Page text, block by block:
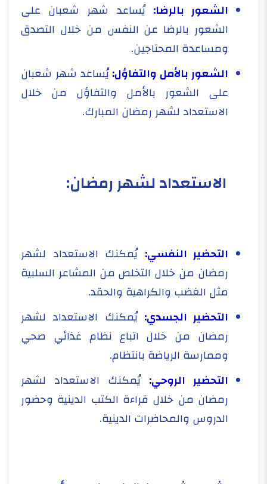
الشعور بالرضا: يُساعد شهر شعبان على
الشعور بالرضا عن النفس من خلال التصدق
ومساعدة المحتاجين.
الشعور بالأمل والتفاؤل:يُساعد شهر شعبان
على الشعور بالأمل والتفاؤل من خلال
الاستعداد لشهر رمضان المبارك.
الاستعداد لشهر رمضان:
التحضير النفسي: يُمكنك الاستعداد لشهر
رمضان من خلال التخلص من المشاعر السلبية
مثل الغضب والكراهية والحقد.
التحضير الجسدي: يُمكنك الاستعداد لشهر
رمضان من خلال اتباع نظام غذائي صحي
وممارسة الرياضة بانتظام.
التحضير الروحي: يُمكنك الاستعداد لشهر
رمضان من خلال قراءة الكتب الدينية وحضور
الدروس والمحاضرات الدينية.